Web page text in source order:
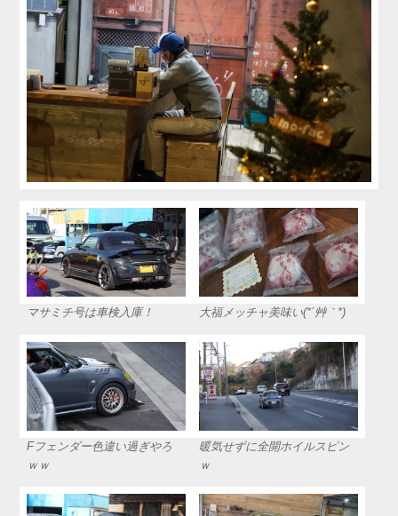
マサミチ号は車検入庫！ 大福メッチャ美味い(*´艸｀*)
Fフェンダー色違い過ぎやろ
ｗｗ
暖気せずに全開ホイルスピン
ｗ